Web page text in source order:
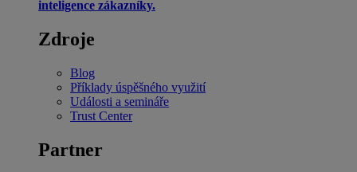
inteligence zákazníky.
Zdroje
Blog
Příklady úspěšného využití
Události a semináře
Trust Center
Partner